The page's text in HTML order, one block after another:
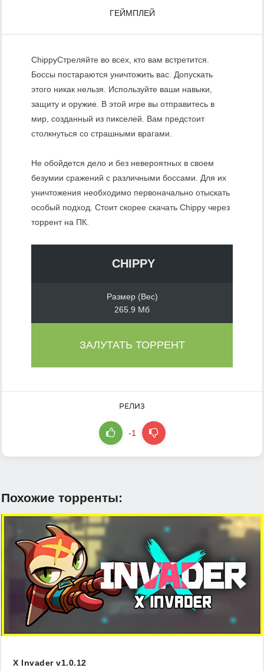
ГЕЙМПЛЕЙ
ChippyСтреляйте во всех, кто вам встретится.
Боссы постараются уничтожить вас. Допускать
этого никак нельзя. Используйте ваши навыки,
защиту и оружие. В этой игре вы отправитесь в
мир, созданный из пикселей. Вам предстоит
столкнуться со страшными врагами.
Не обойдется дело и без невероятных в своем
безумии сражений с различными боссами. Для их
уничтожения необходимо первоначально отыскать
особый подход. Стоит скорее скачать Chippy через
торрент на ПК.
CHIPPY
Размер (Вес)
265.9 Мб
ЗАЛУТАТЬ ТОРРЕНТ
РЕЛИЗ
-1
Похожие торренты:
X Invader v1.0.12